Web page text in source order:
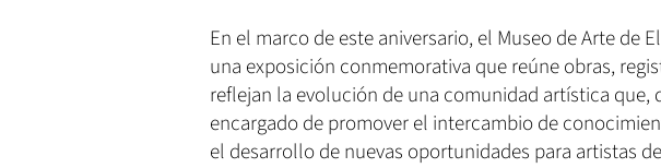
En el marco de este aniversario, el Museo de Arte de
una exposición conmemorativa que reúne obras,
reflejan la evolución de una comunidad artística que,
encargado de promover el intercambio de
el desarrollo de nuevas oportunidades para artistas